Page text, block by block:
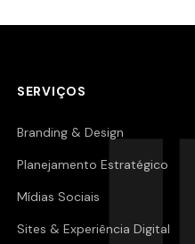
SERVIÇOS
Branding & Design
Planejamento Estratégico
Mídias Sociais
Sites & Experiência Digital